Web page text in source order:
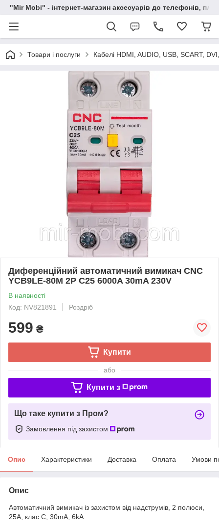
"Mir Mobi" - інтернет-магазин аксесуарів до телефонів,
Товари і послуги Кабелі HDMI, AUDIO, USB, SCART,
Диференційний автоматичний вимикач CNC
YCB9LE-80M 2P C25 6000A 30mA 230V
В наявності
Код: NV821891
Роздріб
599 ₴
Купити
або
Купити з
Що таке купити з Пром?
Замовлення під захистом
Опис Характеристики Доставка Оплата Умови
Опис
Автоматичний вимикач із захистом від надструмів, 2 полюси,
25A, клас C, 30mA, 6kA